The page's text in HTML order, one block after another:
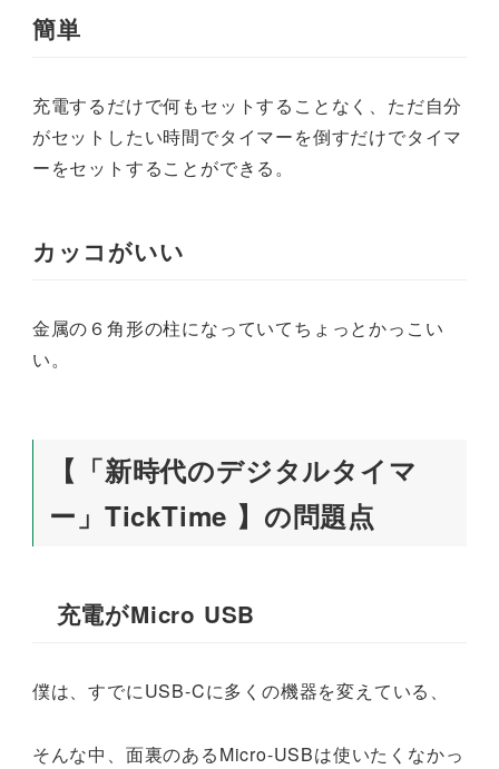
簡単
充電するだけで何もセットすることなく、ただ自分
がセットしたい時間でタイマーを倒すだけでタイマ
ーをセットすることができる。
カッコがいい
金属の６角形の柱になっていてちょっとかっこい
い。
【「新時代のデジタルタイマ
ー」TickTime 】の問題点
充電がMicro USB
僕は、すでにUSB-Cに多くの機器を変えている、
そんな中、面裏のあるMicro-USBは使いたくなかっ